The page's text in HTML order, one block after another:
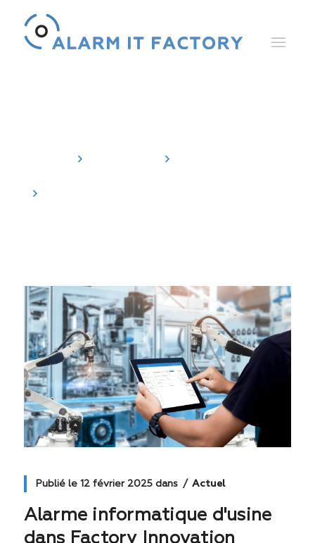
Publié le 12 février 2025dans Actuel
Alarme informatique d'usine
dans Factory Innovation